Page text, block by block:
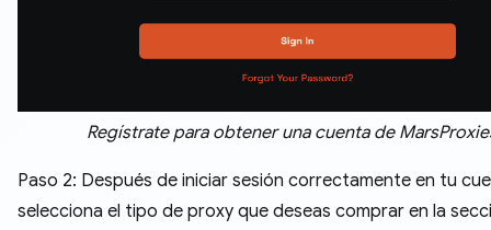
Regístrate para obtener una cuenta de
Paso 2: Después de iniciar sesión correctamente en tu
selecciona el tipo de proxy que deseas comprar en la